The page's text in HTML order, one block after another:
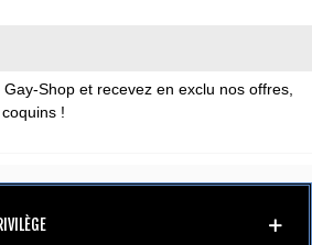
Shop et recevez en exclu nos offres,
!